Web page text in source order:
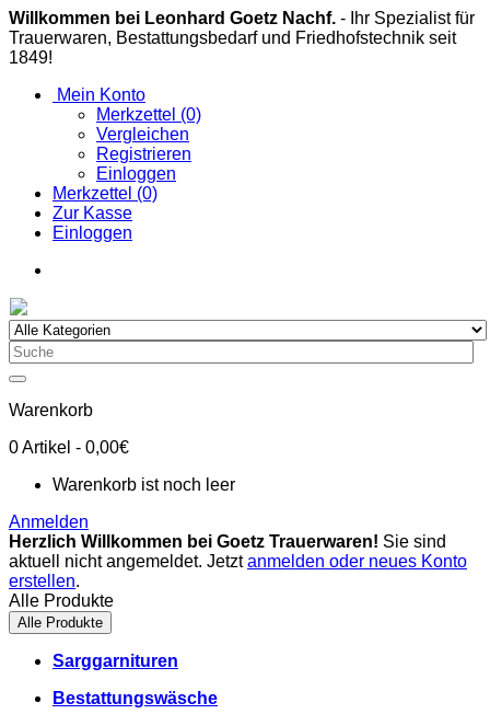
Willkommen bei Leonhard Goetz Nachf. - Ihr Spezialist für
Trauerwaren, Bestattungsbedarf und Friedhofstechnik seit
1849!
Mein Konto
Merkzettel (0)
Vergleichen
Registrieren
Einloggen
Merkzettel (0)
Zur Kasse
Einloggen
Warenkorb
0Artikel - 0,00€
Warenkorb ist noch leer
Anmelden
Herzlich Willkommen bei Goetz Trauerwaren! Sie sind
aktuell nicht angemeldet. Jetztanmelden oder neues Konto
erstellen.
Alle Produkte
Alle Produkte
Sarggarnituren
Bestattungswäsche